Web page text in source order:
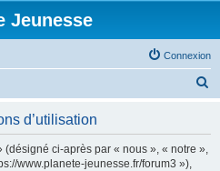
Jeunesse
Connexion
d’utilisation
(désigné ci-après par « nous », « notre »,
www.planete-jeunesse.fr/forum3 »),